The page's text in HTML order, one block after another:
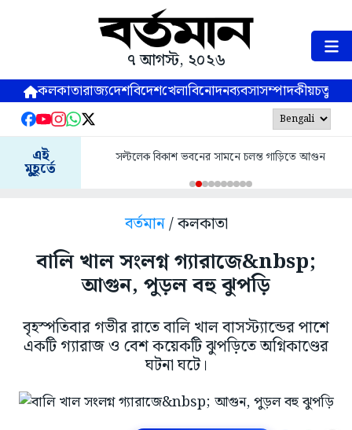
৭ আগস্ট, ২০২৬
কলকাতারাজ্যদেশবিদেশখেলাবিনোদনব্যবসাসম্পাদকীয়
এই
মুহূর্তে
সল্টলেক বিকাশ ভবনের সামনে চলন্ত গাড়িতে আগুন
বর্তমান/ কলকাতা
বালি খাল সংলগ্ন গ্যারাজে&nbsp;
আগুন, পুড়ল বহু ঝুপড়ি
বৃহস্পতিবার গভীর রাতে বালি খাল বাসস্ট্যান্ডের পাশে
একটি গ্যারাজ ও বেশ কয়েকটি ঝুপড়িতে অগ্নিকাণ্ডের
ঘটনা ঘটে।